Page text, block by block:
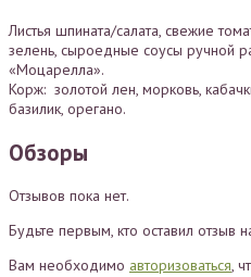
Листья шпината/салата, свежие
зелень, сыроедные соусы ручной
«Моцарелла».
Корж: золотой лен, морковь,
базилик, орегано.
Обзоры
Отзывов пока нет.
Будьте первым, кто оставил отзыв
Вам необходимо авторизоваться,